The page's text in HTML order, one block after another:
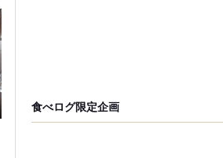
食べログ限定企画